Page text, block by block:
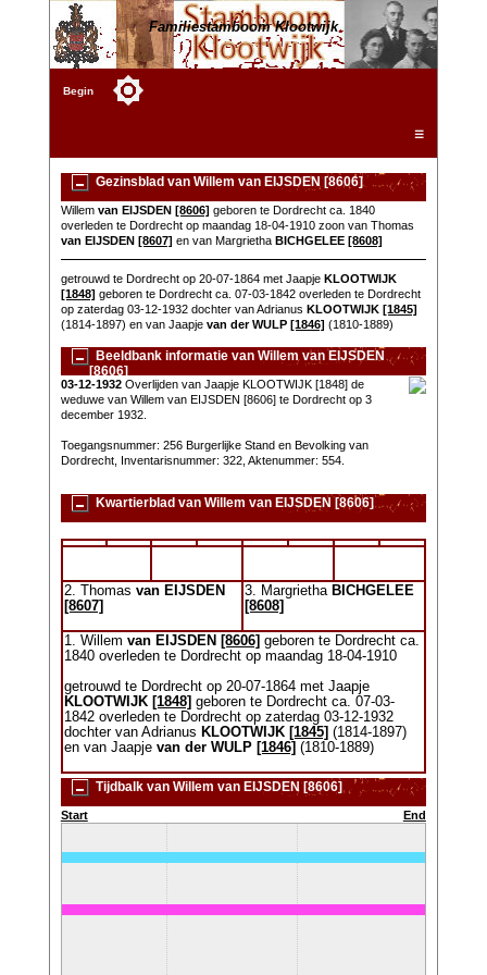
Familiestamboom Klootwijk
Begin
☰
Gezinsblad van Willem van EIJSDEN [8606]
Willem van EIJSDEN [8606] geboren te Dordrecht ca. 1840
overleden te Dordrecht op maandag 18-04-1910 zoon van Thomas
van EIJSDEN [8607] en van Margrietha BICHGELEE [8608]
getrouwd te Dordrecht op 20-07-1864 met Jaapje KLOOTWIJK
[1848] geboren te Dordrecht ca. 07-03-1842 overleden te Dordrecht
op zaterdag 03-12-1932 dochter van Adrianus KLOOTWIJK [1845]
(1814-1897) en van Jaapje van der WULP [1846] (1810-1889)
Beeldbank informatie van Willem van EIJSDEN
[8606]
03-12-1932 Overlijden van Jaapje KLOOTWIJK [1848] de
weduwe van Willem van EIJSDEN [8606] te Dordrecht op 3
december 1932.
Toegangsnummer: 256 Burgerlijke Stand en Bevolking van
Dordrecht, Inventarisnummer: 322, Aktenummer: 554.
Kwartierblad van Willem van EIJSDEN [8606]
2. Thomas van EIJSDEN
[8607]
3. Margrietha BICHGELEE
[8608]
1. Willem van EIJSDEN [8606] geboren te Dordrecht ca.
1840 overleden te Dordrecht op maandag 18-04-1910
getrouwd te Dordrecht op 20-07-1864 met Jaapje
KLOOTWIJK [1848] geboren te Dordrecht ca. 07-03-
1842 overleden te Dordrecht op zaterdag 03-12-1932
dochter van Adrianus KLOOTWIJK [1845] (1814-1897)
en van Jaapje van der WULP [1846] (1810-1889)
Tijdbalk van Willem van EIJSDEN [8606]
Start End